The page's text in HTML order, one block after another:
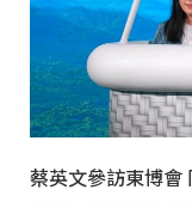
蔡英文參訪東博會